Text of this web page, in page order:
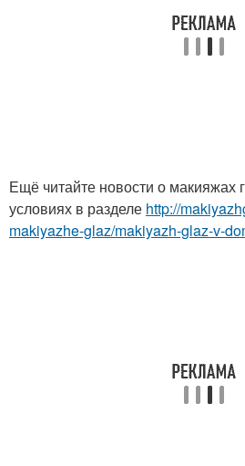
Ещё читайте новости о макияжах
условиях в разделе http://
makiyazhe-glaz/makiyazh-glaz-v-